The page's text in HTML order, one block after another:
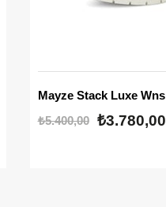
₺5.400,00
₺3.780,00